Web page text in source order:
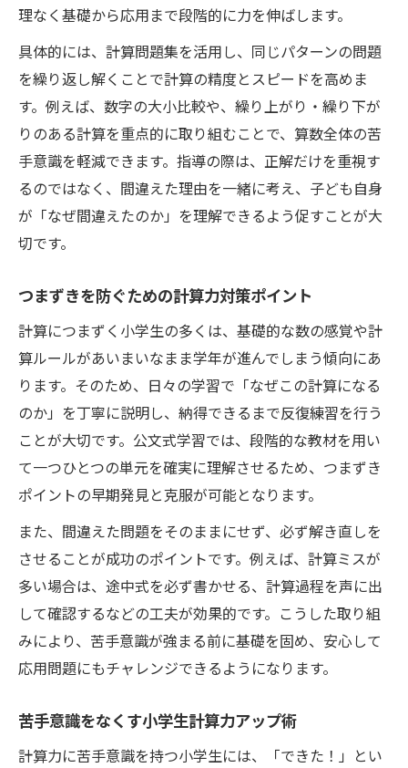
理なく基礎から応用まで段階的に力を伸ばします。
具体的には、計算問題集を活用し、同じパターンの問題
を繰り返し解くことで計算の精度とスピードを高めま
す。例えば、数字の大小比較や、繰り上がり・繰り下が
りのある計算を重点的に取り組むことで、算数全体の苦
手意識を軽減できます。指導の際は、正解だけを重視す
るのではなく、間違えた理由を一緒に考え、子ども自身
が「なぜ間違えたのか」を理解できるよう促すことが大
切です。
つまずきを防ぐための計算力対策ポイント
計算につまずく小学生の多くは、基礎的な数の感覚や計
算ルールがあいまいなまま学年が進んでしまう傾向にあ
ります。そのため、日々の学習で「なぜこの計算になる
のか」を丁寧に説明し、納得できるまで反復練習を行う
ことが大切です。公文式学習では、段階的な教材を用い
て一つひとつの単元を確実に理解させるため、つまずき
ポイントの早期発見と克服が可能となります。
また、間違えた問題をそのままにせず、必ず解き直しを
させることが成功のポイントです。例えば、計算ミスが
多い場合は、途中式を必ず書かせる、計算過程を声に出
して確認するなどの工夫が効果的です。こうした取り組
みにより、苦手意識が強まる前に基礎を固め、安心して
応用問題にもチャレンジできるようになります。
苦手意識をなくす小学生計算力アップ術
計算力に苦手意識を持つ小学生には、「できた！」とい